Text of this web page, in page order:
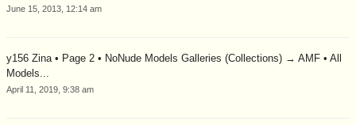
June 15, 2013, 12:14 am
y156 Zina • Page 2 • NoNude Models Galleries (Collections) → AMF • All
Models...
April 11, 2019, 9:38 am